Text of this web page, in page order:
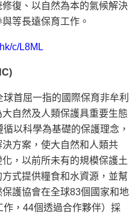
復、以自然為本的氣候解決
等長遠保育工作。
c/L8ML
首屈一指的國際保育非牟利
自然及人類保護具重要生態
以科學為基礎的保護理念，
方案，使大自然和人類共
，以前所未有的規模保護土
式提供糧食和水資源，並幫
護協會在全球83個國家和地
，44個透過合作夥伴）採